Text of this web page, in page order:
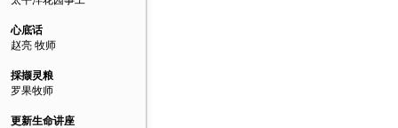
心底话
赵亮 牧师
採撷灵粮
罗果牧师
更新生命讲座